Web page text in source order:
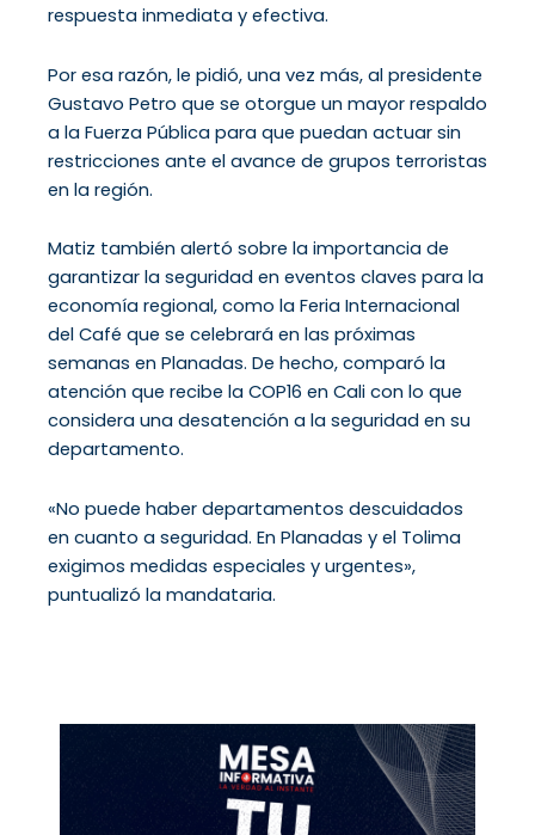
respuesta inmediata y efectiva.
Por esa razón, le pidió, una vez más, al presidente
Gustavo Petro que se otorgue un mayor respaldo
a la Fuerza Pública para que puedan actuar sin
restricciones ante el avance de grupos terroristas
en la región.
Matiz también alertó sobre la importancia de
garantizar la seguridad en eventos claves para la
economía regional, como la Feria Internacional
del Café que se celebrará en las próximas
semanas en Planadas. De hecho, comparó la
atención que recibe la COP16 en Cali con lo que
considera una desatención a la seguridad en su
departamento.
«No puede haber departamentos descuidados
en cuanto a seguridad. En Planadas y el Tolima
exigimos medidas especiales y urgentes»,
puntualizó la mandataria.